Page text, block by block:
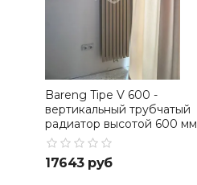
Bareng Tipe V 600 -
вертикальный трубчатый
радиатор высотой 600 мм
17643 руб